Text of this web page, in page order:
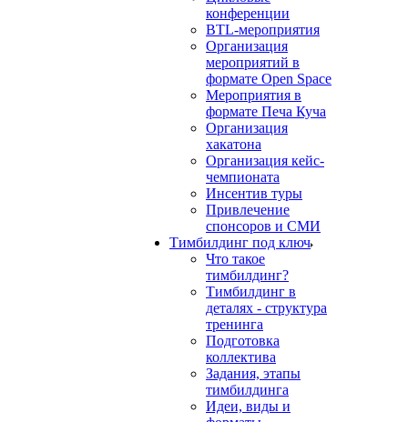
конференции
BTL-мероприятия
Организация
мероприятий в
формате Open Space
Мероприятия в
формате Печа Куча
Организация
хакатона
Организация кейс-
чемпионата
Инсентив туры
Привлечение
спонсоров и СМИ
Тимбилдинг под ключ
Что такое
тимбилдинг?
Тимбилдинг в
деталях - структура
тренинга
Подготовка
коллектива
Задания, этапы
тимбилдинга
Идеи, виды и